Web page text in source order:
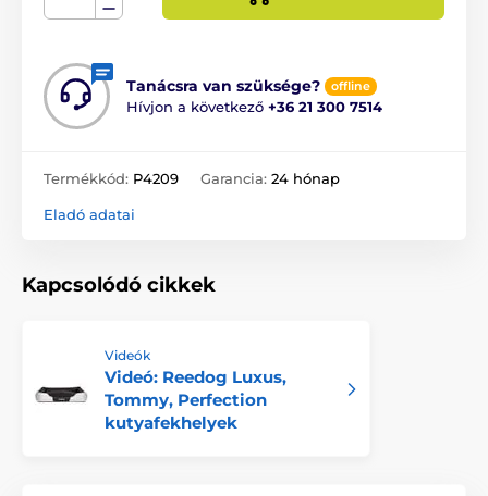
Tanácsra van szüksége? offline
Hívjon a következő +36 21 300 7514
Termékkód: P4209 Garancia: 24 hónap
Eladó adatai
Kapcsolódó cikkek
Videók
Videó: Reedog Luxus,
Tommy, Perfection
kutyafekhelyek